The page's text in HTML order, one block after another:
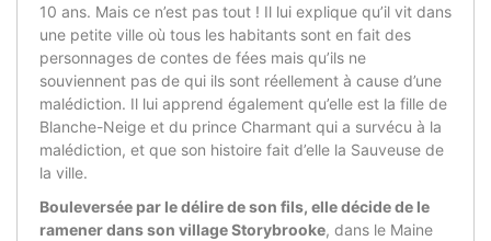
10 ans. Mais ce n’est pas tout ! Il lui explique qu’il vit dans
une petite ville où tous les habitants sont en fait des
personnages de contes de fées mais qu’ils ne
souviennent pas de qui ils sont réellement à cause d’une
malédiction. Il lui apprend également qu’elle est la fille de
Blanche-Neige et du prince Charmant qui a survécu à la
malédiction, et que son histoire fait d’elle la Sauveuse de
la ville.
Bouleversée par le délire de son fils, elle décide de le
ramener dans son village Storybrooke, dans le Maine